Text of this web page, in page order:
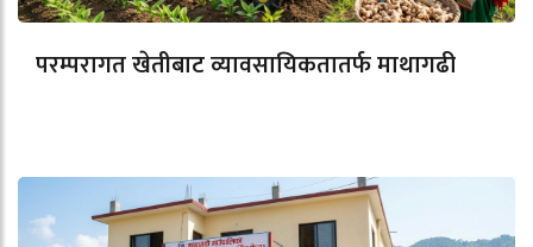
परम्परागत खेतीबाट व्यावसायिकतातर्फ माथागढी